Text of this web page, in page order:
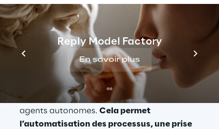
Reply Model Factory
En savoir plus
distingué dans cette catégorie
nouvellement introduite et a été reconnu
comme « meilleur de sa catégorie » en
Europe. Notre force réside dans notre
capacité à aider les organisations à aller au-
delà des preuves de concept pour parvenir
à un déploiement productif et à une
adoption évolutive de SAP Joule et des
agents autonomes. Cela permet
l’automatisation des processus, une prise